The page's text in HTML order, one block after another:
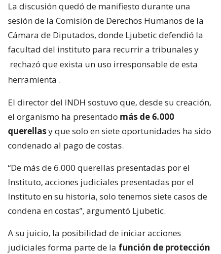
La discusión quedó de manifiesto durante una
sesión de la Comisión de Derechos Humanos de la
Cámara de Diputados, donde Ljubetic defendió la
facultad del instituto para recurrir a tribunales y
rechazó que exista un uso irresponsable de esta
herramienta .
El director del INDH sostuvo que, desde su creación,
el organismo ha presentado más de 6.000
querellasy que solo en siete oportunidades ha sido
condenado al pago de costas.
“De más de 6.000 querellas presentadas por el
Instituto, acciones judiciales presentadas por el
Instituto en su historia, solo tenemos siete casos de
condena en costas”, argumentó Ljubetic.
A su juicio, la posibilidad de iniciar acciones
judiciales forma parte de la función de protección